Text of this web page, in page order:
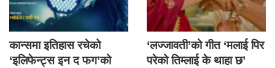
कान्समा इतिहास रचेको
‘इलिफेन्ट्स इन द फग’को
‘लज्जावती’को गीत ‘मलाई पिर
परेको तिम्लाई के थाहा छ’